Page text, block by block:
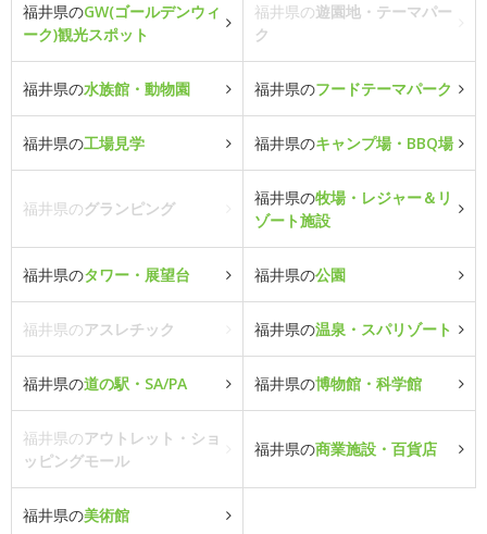
福井県のGW(ゴールデンウィ
ーク)観光スポット
福井県の遊園地・テーマパー
ク
福井県の水族館・動物園 福井県のフードテーマパーク
福井県の工場見学 福井県のキャンプ場・BBQ場
福井県のグランピング
福井県の牧場・レジャー＆リ
ゾート施設
福井県のタワー・展望台 福井県の公園
福井県のアスレチック 福井県の温泉・スパリゾート
福井県の道の駅・SA/PA 福井県の博物館・科学館
福井県のアウトレット・ショ
ッピングモール
福井県の商業施設・百貨店
福井県の美術館